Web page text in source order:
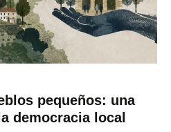
pequeños: una
democracia local